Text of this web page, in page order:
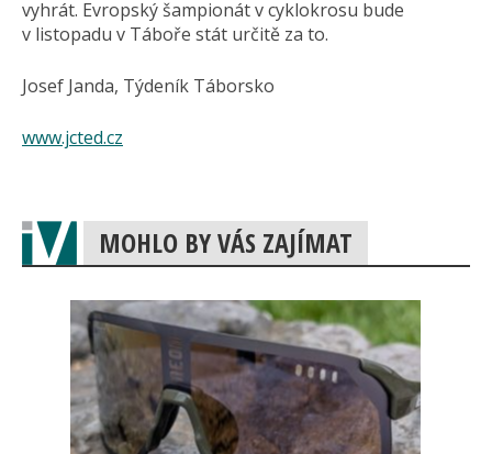
vyhrát. Evropský šampionát v cyklokrosu bude
v listopadu v Táboře stát určitě za to.
Josef Janda, Týdeník Táborsko
www.jcted.cz
MOHLO BY VÁS ZAJÍMAT